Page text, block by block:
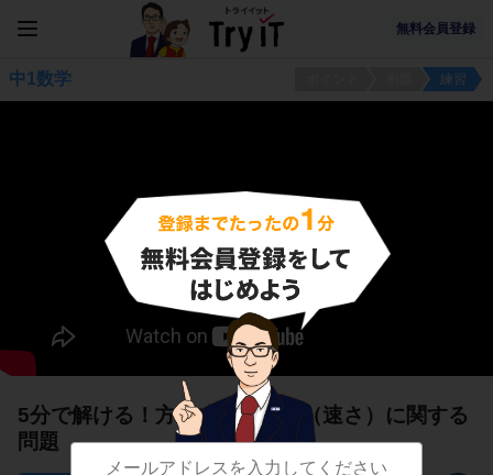
無料会員登録
中1数学 練習
5分で解ける！方程式の文章題（速さ）に関する
問題